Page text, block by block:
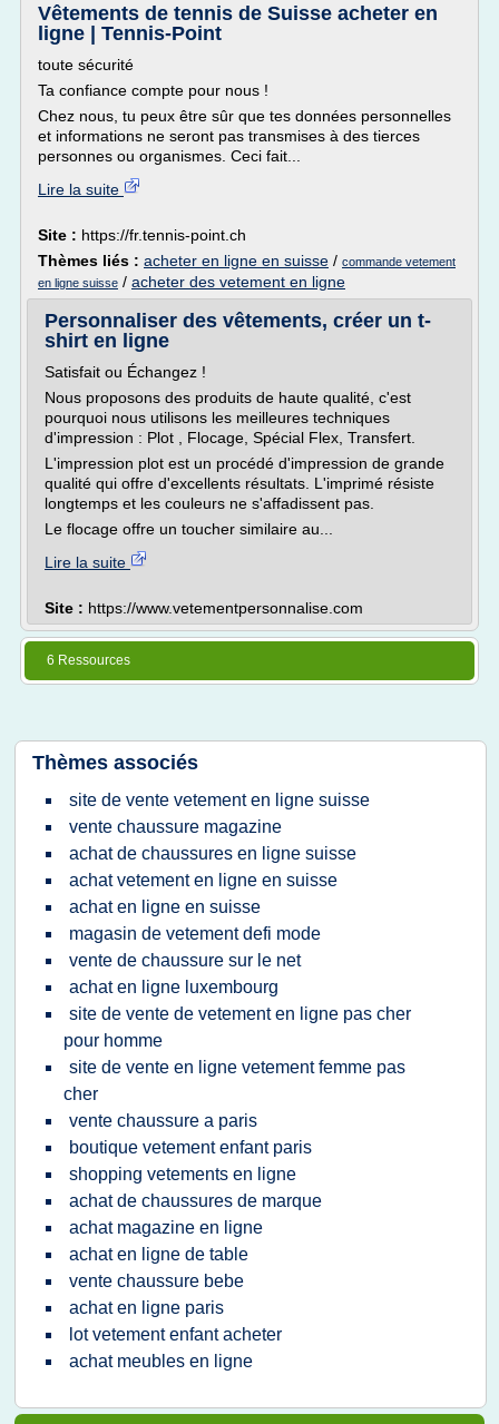
Vêtements de tennis de Suisse acheter en
ligne | Tennis-Point
toute sécurité
Ta confiance compte pour nous !
Chez nous, tu peux être sûr que tes données personnelles
et informations ne seront pas transmises à des tierces
personnes ou organismes. Ceci fait...
Lire la suite
Site : https://fr.tennis-point.ch
Thèmes liés : acheter en ligne en suisse / commande vetement
en ligne suisse / acheter des vetement en ligne
Personnaliser des vêtements, créer un t-
shirt en ligne
Satisfait ou Échangez !
Nous proposons des produits de haute qualité, c'est
pourquoi nous utilisons les meilleures techniques
d'impression : Plot , Flocage, Spécial Flex, Transfert.
L'impression plot est un procédé d'impression de grande
qualité qui offre d'excellents résultats. L'imprimé résiste
longtemps et les couleurs ne s'affadissent pas.
Le flocage offre un toucher similaire au...
Lire la suite
Site : https://www.vetementpersonnalise.com
6 Ressources
Thèmes associés
site de vente vetement en ligne suisse
vente chaussure magazine
achat de chaussures en ligne suisse
achat vetement en ligne en suisse
achat en ligne en suisse
magasin de vetement defi mode
vente de chaussure sur le net
achat en ligne luxembourg
site de vente de vetement en ligne pas cher
pour homme
site de vente en ligne vetement femme pas
cher
vente chaussure a paris
boutique vetement enfant paris
shopping vetements en ligne
achat de chaussures de marque
achat magazine en ligne
achat en ligne de table
vente chaussure bebe
achat en ligne paris
lot vetement enfant acheter
achat meubles en ligne